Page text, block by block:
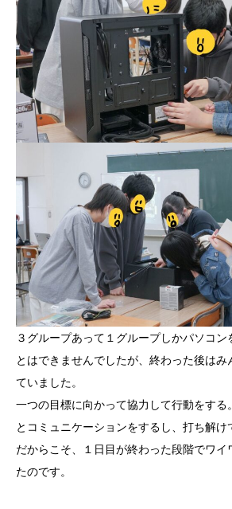
３グループあって１グループしかパソコン
とはできませんでしたが、終わった後はみ
ていました。
一つの目標に向かって協力して行動をする
とコミュニケーションをするし、打ち解け
だからこそ、１日目が終わった段階でワイ
たのです。